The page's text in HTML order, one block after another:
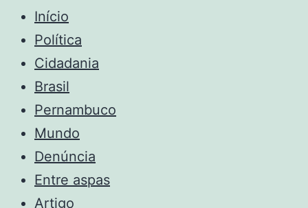
Início
Política
Cidadania
Brasil
Pernambuco
Mundo
Denúncia
Entre aspas
Artigo